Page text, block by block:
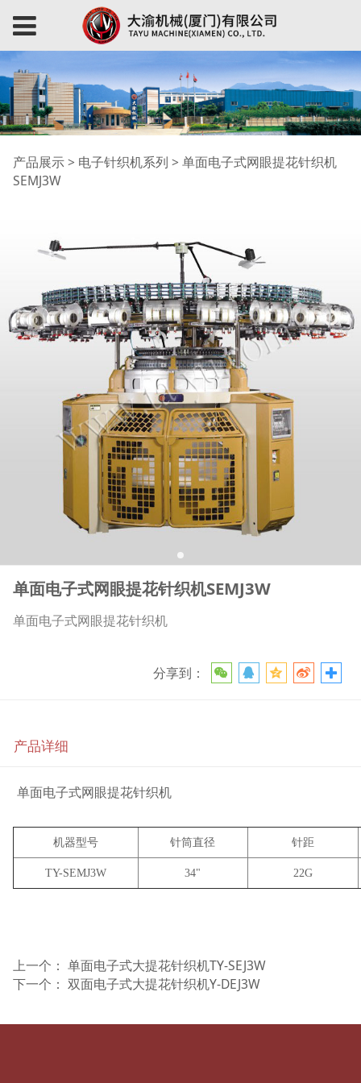
单面电子式网眼提花针
产品展示> 电子针织机系列 > 单面电子式网眼提花针织机
SEMJ3W
单面电子式网眼提花针织机SEMJ3W
单面电子式网眼提花针织机
分享到：
产品详细
单面电子式网眼提花针织机
机器型号 针筒直径 针距
TY-SEMJ3W 34" 22G
上一个： 单面电子式大提花针织机TY-SEJ3W
下一个： 双面电子式大提花针织机Y-DEJ3W